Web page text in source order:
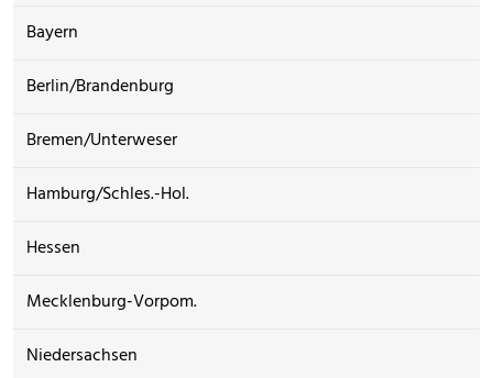
Bayern
Berlin/Brandenburg
Bremen/Unterweser
Hamburg/Schles.-Hol.
Hessen
Mecklenburg-Vorpom.
Niedersachsen